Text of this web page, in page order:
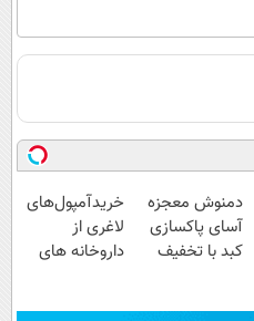
دمنوش معجزه
آسای پاکسازی
کبد با تخفیف
خریدآمپول‌های
لاغری از
داروخانه های